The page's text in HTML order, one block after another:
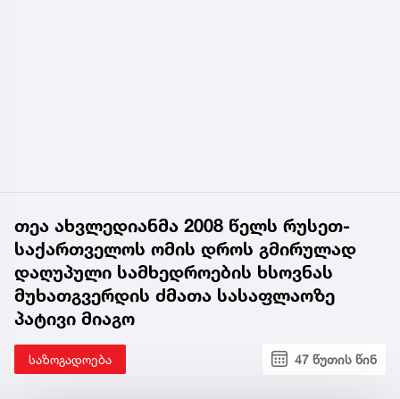
თეა ახვლედიანმა 2008 წელს რუსეთ-
საქართველოს ომის დროს გმირულად
დაღუპული სამხედროების ხსოვნას
მუხათგვერდის ძმათა სასაფლაოზე
პატივი მიაგო
საზოგადოება 47 წუთის წინ